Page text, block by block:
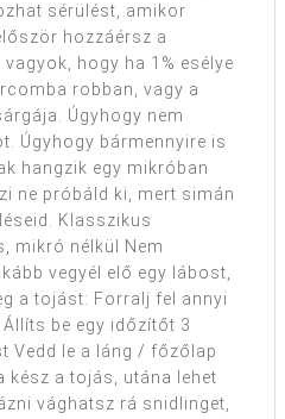
sérülést, amikor
hozzáérsz a
hogy ha 1% esélye
robban, vagy a
Úgyhogy nem
Úgyhogy bármennyire is
hangzik egy mikróban
ne próbáld ki, mert simán
Klasszikus
mikró nélkül Nem
vegyél elő egy lábost,
a tojást: Forralj fel annyi
be egy időzítőt 3
Vedd le a láng / főzőlap
kész a tojás, utána lehet
vághatsz rá snidlinget,